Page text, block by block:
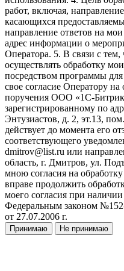
работ, включая,
касающихся
направление ответов на
адрес информации о
Оператора. 5. В связи с
осуществлять обработку
посредством программы
свое согласие Оператору
поручения ООО «1С-
зарегистрированному по
Энтузиастов, д. 2, эт.13,
действует до момента его
соответствующего
dmitrov@list.ru или
область, г. Дмитров, ул.
мною согласия на
вправе продолжить
моего согласия при
Федеральным законом
от 27.07.2006 г.
Принимаю Не принимаю